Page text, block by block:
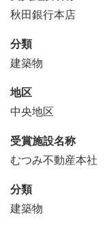
秋田銀行本店
分類
建築物
地区
中央地区
受賞施設名称
むつみ不動産本社
分類
建築物